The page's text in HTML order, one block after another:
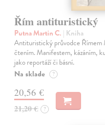
Řím antituristický
Putna Martin C. | Kniha
Antituristický průvodce
čtením. Manifestem, kázáním,
jako reportáží či básní.
Na sklade ?
20,56 €
21,20 € ?